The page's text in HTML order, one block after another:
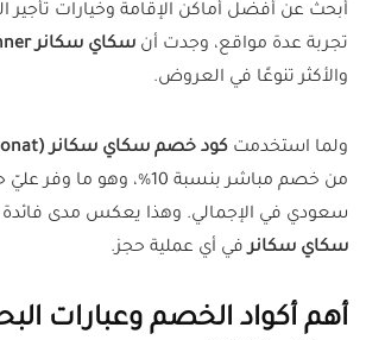
أبحث عن أفضل أماكن الإقامة وخيارات تأجير
تجربة عدة مواقع، وجدت أن سكاي سكانر Skyscanner
والأكثر تنوعًا في العروض.
ولما استخدمت كود خصم سكاي سكانر (Allcouponat)
سعودي في الإجمالي. وهذا يعكس مدى فائدة
سكاي سكانرفي أي عملية حجز.
أهم أكواد الخصم وعبارات